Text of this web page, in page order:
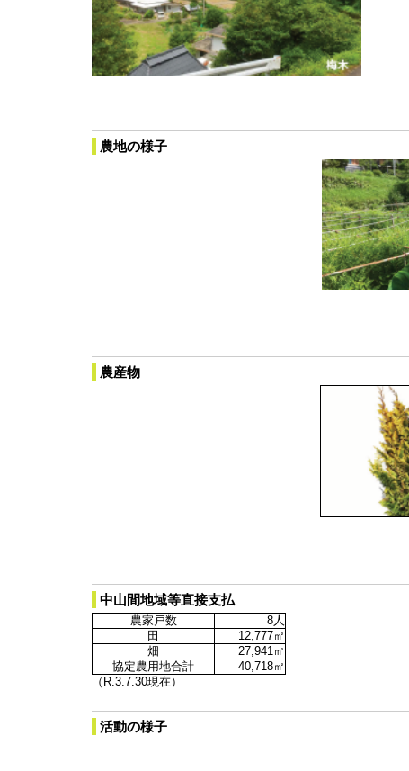
農地の様子
農産物
中山間地域等直接支払
農家戸数
8人
田
12,777㎡
畑
27,941㎡
協定農用地合計
40,718㎡
（R.3.7.30現在）
活動の様子